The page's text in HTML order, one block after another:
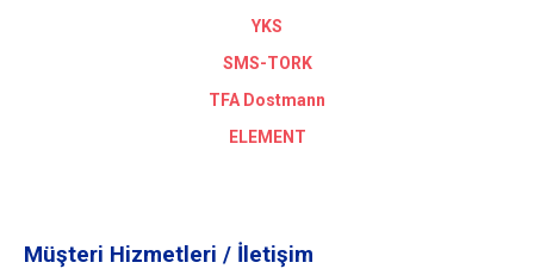
YKS
SMS-TORK
TFA Dostmann
ELEMENT
Müşteri Hizmetleri / İletişim